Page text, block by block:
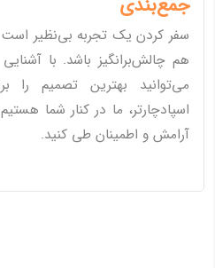
سفر کردن یک تجربه بی‌نظیر
هم چالش‌برانگیز باشد. با آشنایی
می‌توانید بهترین تصمیم را
اسپادچارتر، ما در کنار شما
آرامش و اطمینان طی کنید.